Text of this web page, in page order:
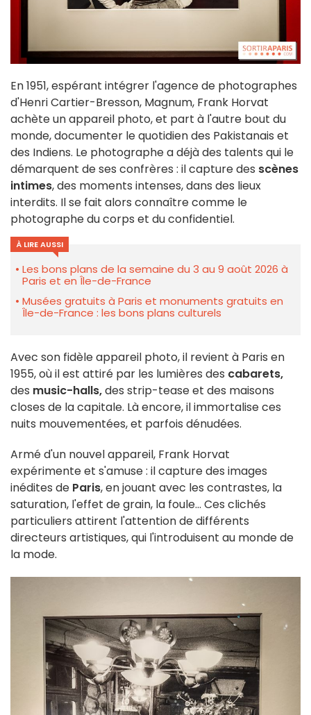
En 1951, espérant intégrer l'agence de photographes
d'Henri Cartier-Bresson, Magnum, Frank Horvat
achète un appareil photo, et part à l'autre bout du
monde, documenter le quotidien des Pakistanais et
des Indiens. Le photographe a déjà des talents qui le
démarquent de ses confrères : il capture des scènes
intimes, des moments intenses, dans des lieux
interdits. Il se fait alors connaître comme le
photographe du corps et du confidentiel.
À LIRE AUSSI
Les bons plans de la semaine du 3 au 9 août 2026 à
Paris et en Île-de-France
Musées gratuits à Paris et monuments gratuits en
Île-de-France : les bons plans culturels
Avec son fidèle appareil photo, il revient à Paris en
1955, où il est attiré par les lumières des cabarets,
des music-halls,des strip-tease et des maisons
closes de la capitale. Là encore, il immortalise ces
nuits mouvementées, et parfois dénudées.
Armé d'un nouvel appareil, Frank Horvat
expérimente et s'amuse : il capture des images
inédites de Paris, en jouant avec les contrastes, la
saturation, l'effet de grain, la foule... Ces clichés
particuliers attirent l'attention de différents
directeurs artistiques, qui l'introduisent au monde de
la mode.